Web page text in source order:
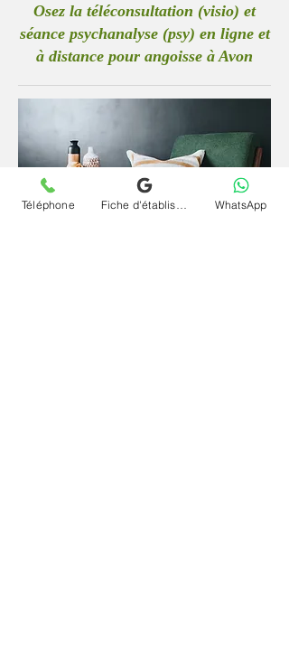
Osez la téléconsultation (visio) et
séance psychanalyse (psy) en ligne et
à distance pour angoisse à Avon
Téléphone WhatsApp